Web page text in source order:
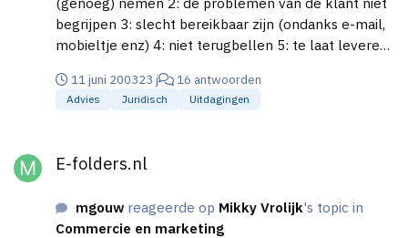
ondersteuning van de naam. Bovendien erg
Amerikaans (tenzij het een Amerikaans bedrijf is
natuurlijk...) Ik zou dus def. kiezen voor versie 2,
wellicht nog ff experimenteren met de kleuren? het
logo op zich is niet het allerbelangrijkste, het gaat
je best een beetje eigenwijs zijn hoor! Probeer dan
voorkeur hebt! Mooi is immers niet het belangrijkste
criterium. Succes!
begrijpen 3: slecht bereikbaar zijn (ondanks e-mail,
mobieltje enz) 4: niet terugbellen 5: te laat leveren
maar klakkeloos doen wat gevraagd wordt 8: te laat
zijn voor een afspraak 9: mijn verjaardag vergeten...
11 juni 200323 j 16 antwoorden
Advies Juridisch Uitdagingen
E-folders.nl
mgouw reageerde op Mikky Vrolijk's topic in
Commercie en marketing